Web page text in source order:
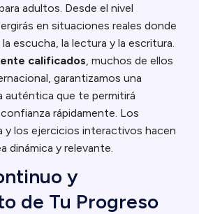
adultos. Desde el nivel
en situaciones reales donde
escucha, la lectura y la escritura.
calificados, muchos de ellos
garantizamos una
auténtica que te permitirá
rápidamente. Los
y los ejercicios interactivos hacen
dinámica y relevante.
y
de Tu Progreso